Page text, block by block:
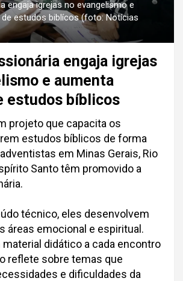
engaja igrejas no evangelismo e
estudos biblícos (foto: Notícias
engaja igrejas
e aumenta
estudos bíblicos
projeto que capacita os
estudos bíblicos de forma
em Minas Gerais, Rio
Santo têm promovido a
técnico, eles desenvolvem
áreas emocional e espiritual.
didático a cada encontro
reflete sobre temas que
e dificuldades da